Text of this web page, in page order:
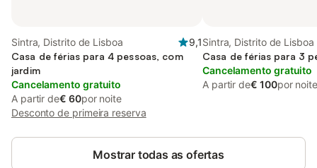
Sintra, Distrito de Lisboa
9,1
Casa de férias para 4 pessoas, com
jardim
Cancelamento gratuito
A partir de€ 60por noite
Desconto de primeira reserva
Sintra, Distrito de Lisboa
Casa de férias para 3
Cancelamento gratuito
A partir de€ 100por noite
Mostrar todas as ofertas